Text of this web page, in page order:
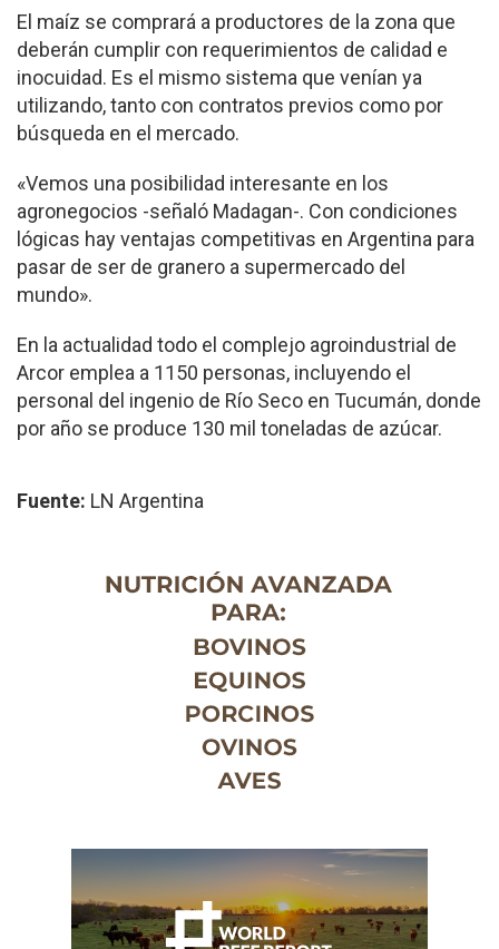
El maíz se comprará a productores de la zona que
deberán cumplir con requerimientos de calidad e
inocuidad. Es el mismo sistema que venían ya
utilizando, tanto con contratos previos como por
búsqueda en el mercado.
«Vemos una posibilidad interesante en los
agronegocios -señaló Madagan-. Con condiciones
lógicas hay ventajas competitivas en Argentina para
pasar de ser de granero a supermercado del
mundo».
En la actualidad todo el complejo agroindustrial de
Arcor emplea a 1150 personas, incluyendo el
personal del ingenio de Río Seco en Tucumán, donde
por año se produce 130 mil toneladas de azúcar.
Fuente: LN Argentina